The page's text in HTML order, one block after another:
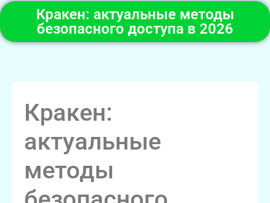
Кракен: актуальные методы
безопасного доступа в 2026
Кракен:
актуальные
методы